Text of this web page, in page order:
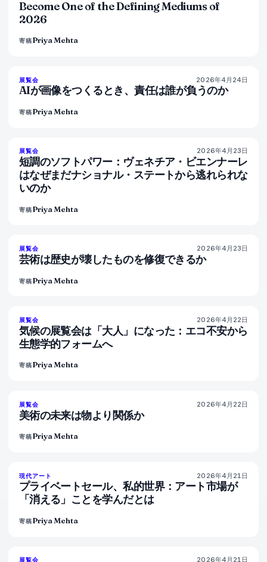
Become One of the Defining Mediums of
2026
寄稿Priya Mehta
76% 69
展覧会 2026年4月24日
AIが画像をつくるとき、責任は誰が負うのか
寄稿Priya Mehta
78% 88
展覧会 2026年4月23日
短調のソフトパワー：ヴェネチア・ビエンナーレ
はなぜまだナショナル・ステートから逃れられな
いのか
寄稿Priya Mehta
79% 56
展覧会 2026年4月23日
芸術は歴史が壊したものを修復できるか
寄稿Priya Mehta
74% 44
展覧会 2026年4月22日
気候の展覧会は「大人」になった：エコ不安から
生態学的フォームへ
寄稿Priya Mehta
80 % 117
展覧会 2026年4月22日
美術の未来は物より関係か
寄稿Priya Mehta
72% 52
現代アート 2026年4月21日
プライベートセール、私的世界：アート市場が
「消える」ことを学んだとは
寄稿Priya Mehta
77% 45
展覧会 2026年4月21日